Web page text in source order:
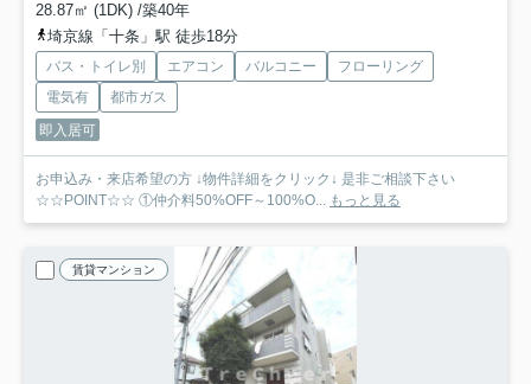
28.87㎡ (1DK) /築40年
埼京線「十条」駅 徒歩18分
バス・トイレ別 エアコン バルコニー
フローリング
電気有
都市ガス
即入居可
お申込み・来店希望の方 ↓物件詳細をクリック↓ 是非ご相談下さい
☆☆POINT☆☆ ①仲介料50%OFF～100%O... もっと見る
賃貸マンション